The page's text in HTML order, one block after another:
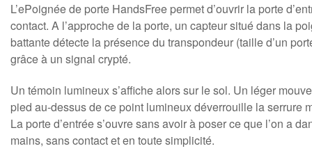
L’ePoignée de porte HandsFree permet d’ouvrir la porte
contact. A l’approche de la porte, un capteur situé dans la
battante détecte la présence du transpondeur (taille d’un
grâce à un signal crypté.
Un témoin lumineux s’affiche alors sur le sol. Un léger
pied au-dessus de ce point lumineux déverrouille la serrure
La porte d’entrée s’ouvre sans avoir à poser ce que l’on a
mains, sans contact et en toute simplicité.